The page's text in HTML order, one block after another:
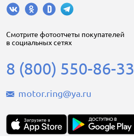
Cмотрите фотоотчеты покупателей
в социальных сетях
8 (800) 550-86-33
motor.ring@ya.ru